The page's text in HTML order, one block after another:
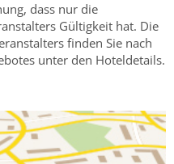
dass nur die
Gültigkeit hat. Die
finden Sie nach
unter den Hoteldetails.